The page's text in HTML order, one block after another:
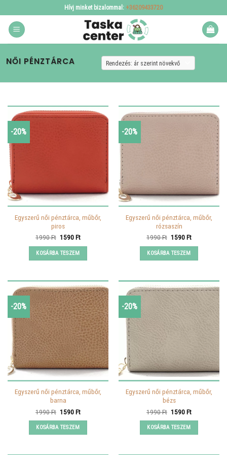
to
content
Hívj minket bizalommal: +36209433720
NŐI PÉNZTÁRCA
-20%
Egyszerű női pénztárca, műbőr,
piros
1990Ft Original
was:
1990 Ft.
1590FtCurrent
KOSÁRBA TESZEM
-20%
Egyszerű női pénztárca, műbőr,
rózsaszín
1990Ft Original
was:
1990 Ft.
1590FtCurrent
KOSÁRBA TESZEM
-20%
Egyszerű női pénztárca, műbőr,
barna
1990Ft Original
was:
1990 Ft.
1590FtCurrent
KOSÁRBA TESZEM
-20%
Egyszerű női pénztárca, műbőr,
bézs
1990Ft Original
was:
1990 Ft.
1590FtCurrent
KOSÁRBA TESZEM